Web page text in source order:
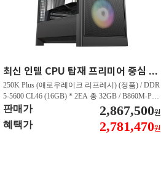
최신 인텔 CPU 탑재 프리미어 중심 가성비 영상편집 PC 250K RTX 5060 추천PC VY113
250K Plus (애로우레이크 리프레시) (정품) / DDR
5-5600 CL46 (16GB) * 2EA 총 32GB / B860M-PL
US WIFI STCOM / 지포스 RTX 5060 DUAL D7 8
GB 이엠텍 / T500 M.2 NVMe 대원씨티에스 (1T
B)
판매가 2,867,500원
혜택가 2,781,470원